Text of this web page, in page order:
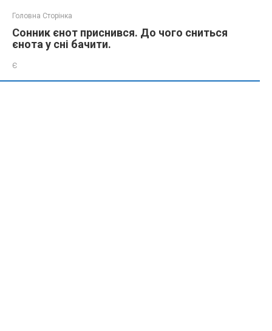
Головна Сторінка
Сонник єнот приснився. До чого сниться
єнота у сні бачити.
Є